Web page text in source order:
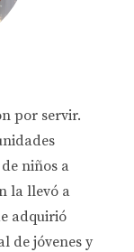
y está en
exitosos en
por servir.
niños a
la llevó a
adquirió
de jóvenes y